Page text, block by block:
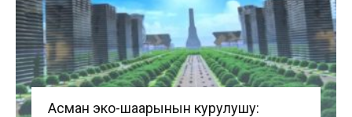
Асман эко-шаарынын курулушу: